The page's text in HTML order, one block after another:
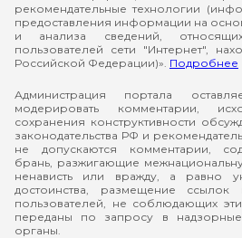
рекомендательные технологии
предоставления информации на
и анализа сведений,
пользователей сети "Интернет",
Российской Федерации)». Подробнее
Администрация портала
модерировать комментарии,
сохранения конструктивности
законодательства РФ и
не допускаются комментарии,
брань, разжигающие
ненависть или вражду, а равно
достоинства, размещение
пользователей, не соблюдающих
переданы по запросу в
органы.